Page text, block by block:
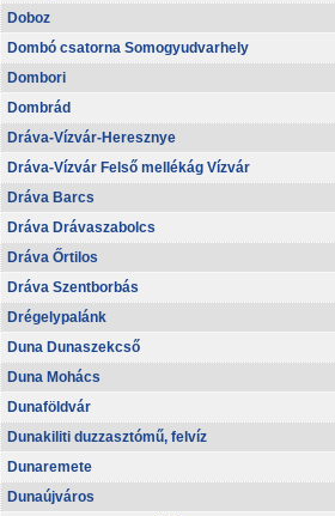
Doboz
Dombó csatorna Somogyudvarhely
Dombori
Dombrád
Dráva-Vízvár-Heresznye
Dráva-Vízvár Felső mellékág Vízvár
Dráva Barcs
Dráva Drávaszabolcs
Dráva Őrtilos
Dráva Szentborbás
Drégelypalánk
Duna Dunaszekcső
Duna Mohács
Dunaföldvár
Dunakiliti duzzasztómű, felvíz
Dunaremete
Dunaújváros